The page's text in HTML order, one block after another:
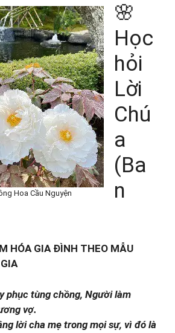
Hoa Cầu Nguyện
🌸
Học
hỏi
Lời
Chú
a
(Ba
n
HÓA GIA ĐÌNH THEO MẪU
phục tùng chồng, Người làm
vợ.
lời cha mẹ trong mọi sự, vì đó là